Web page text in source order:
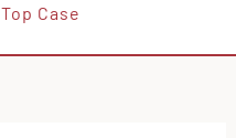
Top Case